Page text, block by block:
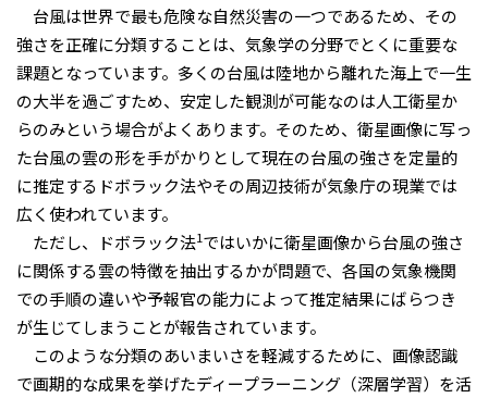
台風は世界で最も危険な自然災害の一つであるため、その
強さを正確に分類することは、気象学の分野でとくに重要な
課題となっています。多くの台風は陸地から離れた海上で一生
の大半を過ごすため、安定した観測が可能なのは人工衛星か
らのみという場合がよくあります。そのため、衛星画像に写っ
た台風の雲の形を手がかりとして現在の台風の強さを定量的
に推定するドボラック法やその周辺技術が気象庁の現業では
広く使われています。
ただし、ドボラック法1ではいかに衛星画像から台風の強さ
に関係する雲の特徴を抽出するかが問題で、各国の気象機関
での手順の違いや予報官の能力によって推定結果にばらつき
が生じてしまうことが報告されています。
このような分類のあいまいさを軽減するために、画像認識
で画期的な成果を挙げたディープラーニング（深層学習）を活